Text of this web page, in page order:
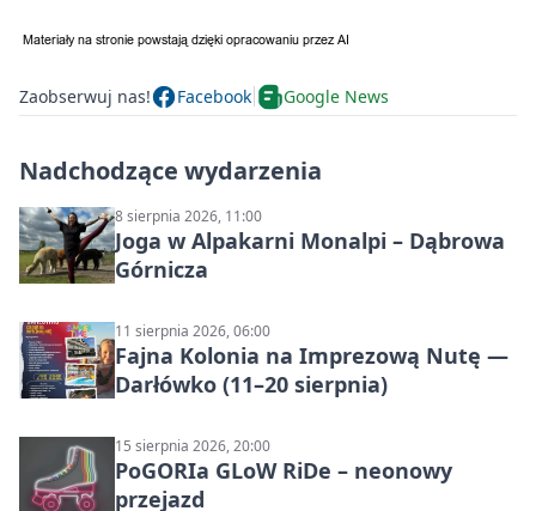
Zaobserwuj nas! Facebook Google News
Nadchodzące wydarzenia
8 sierpnia 2026, 11:00
Joga w Alpakarni Monalpi – Dąbrowa
Górnicza
11 sierpnia 2026, 06:00
Fajna Kolonia na Imprezową Nutę —
Darłówko (11–20 sierpnia)
15 sierpnia 2026, 20:00
PoGORIa GLoW RiDe – neonowy
przejazd